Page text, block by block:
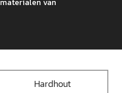
Hardhout